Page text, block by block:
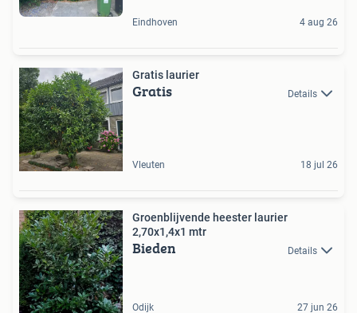
Eindhoven 4 aug 26
Gratis laurier
Gratis Details
Vleuten 18 jul 26
Groenblijvende heester laurier
2,70x1,4x1 mtr
Bieden Details
Odijk 27 jun 26